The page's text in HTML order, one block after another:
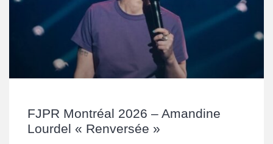
FJPR Montréal 2026 – Amandine
Lourdel « Renversée »